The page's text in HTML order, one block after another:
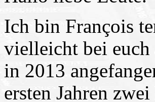
Ich bin François
vielleicht bei euch
in 2013
ersten Jahren